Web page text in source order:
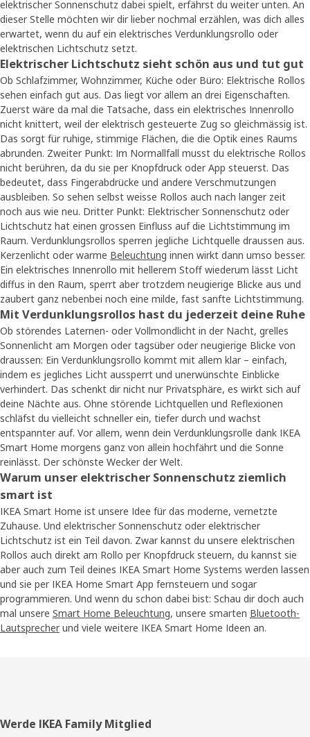
elektrischer Sonnenschutz dabei spielt, erfährst du weiter unten. An
dieser Stelle möchten wir dir lieber nochmal erzählen, was dich alles
erwartet, wenn du auf ein elektrisches Verdunklungsrollo oder
elektrischen Lichtschutz setzt.
Elektrischer Lichtschutz sieht schön aus und tut gut
Ob Schlafzimmer, Wohnzimmer, Küche oder Büro: Elektrische Rollos
sehen einfach gut aus. Das liegt vor allem an drei Eigenschaften.
Zuerst wäre da mal die Tatsache, dass ein elektrisches Innenrollo
nicht knittert, weil der elektrisch gesteuerte Zug so gleichmässig ist.
Das sorgt für ruhige, stimmige Flächen, die die Optik eines Raums
abrunden. Zweiter Punkt: Im Normallfall musst du elektrische Rollos
nicht berühren, da du sie per Knopfdruck oder App steuerst. Das
bedeutet, dass Fingerabdrücke und andere Verschmutzungen
ausbleiben. So sehen selbst weisse Rollos auch nach langer zeit
noch aus wie neu. Dritter Punkt: Elektrischer Sonnenschutz oder
Lichtschutz hat einen grossen Einfluss auf die Lichtstimmung im
Raum. Verdunklungsrollos sperren jegliche Lichtquelle draussen aus.
Kerzenlicht oder warme Beleuchtung innen wirkt dann umso besser.
Ein elektrisches Innenrollo mit hellerem Stoff wiederum lässt Licht
diffus in den Raum, sperrt aber trotzdem neugierige Blicke aus und
zaubert ganz nebenbei noch eine milde, fast sanfte Lichtstimmung.
Mit Verdunklungsrollos hast du jederzeit deine Ruhe
Ob störendes Laternen- oder Vollmondlicht in der Nacht, grelles
Sonnenlicht am Morgen oder tagsüber oder neugierige Blicke von
draussen: Ein Verdunklungsrollo kommt mit allem klar – einfach,
indem es jegliches Licht aussperrt und unerwünschte Einblicke
verhindert. Das schenkt dir nicht nur Privatsphäre, es wirkt sich auf
deine Nächte aus. Ohne störende Lichtquellen und Reflexionen
schläfst du vielleicht schneller ein, tiefer durch und wachst
entspannter auf. Vor allem, wenn dein Verdunklungsrolle dank IKEA
Smart Home morgens ganz von allein hochfährt und die Sonne
reinlässt. Der schönste Wecker der Welt.
Warum unser elektrischer Sonnenschutz ziemlich
smart ist
IKEA Smart Home ist unsere Idee für das moderne, vernetzte
Zuhause. Und elektrischer Sonnenschutz oder elektrischer
Lichtschutz ist ein Teil davon. Zwar kannst du unsere elektrischen
Rollos auch direkt am Rollo per Knopfdruck steuern, du kannst sie
aber auch zum Teil deines IKEA Smart Home Systems werden lassen
und sie per IKEA Home Smart App fernsteuern und sogar
programmieren. Und wenn du schon dabei bist: Schau dir doch auch
mal unsere Smart Home Beleuchtung, unsere smarten Bluetooth-
Lautsprecher und viele weitere IKEA Smart Home Ideen an.
Fusszeile
Werde IKEA Family Mitglied